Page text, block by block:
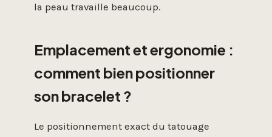
la peau travaille beaucoup.
Emplacement et ergonomie :
comment bien positionner
son bracelet ?
Le positionnement exact du tatouage